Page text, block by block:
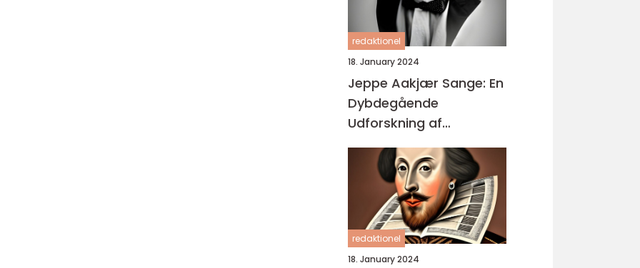
redaktionel
18. January 2024
Jeppe Aakjær Sange: En
Dybdegående
Udforskning af
Enestående Kunst og
Musik
redaktionel
18. January 2024